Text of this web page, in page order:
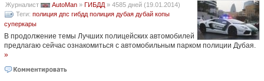
Журналист AutoMan» ГИБДД » 4585 дней (19.01.2014)
Теги: полиция дпс гибдд полиция дубая дубай копы
суперкары
В продолжение темы Лучших полицейских автомобилей
предлагаю сейчас ознакомиться с автомобильным парком полиции Дубая.
»